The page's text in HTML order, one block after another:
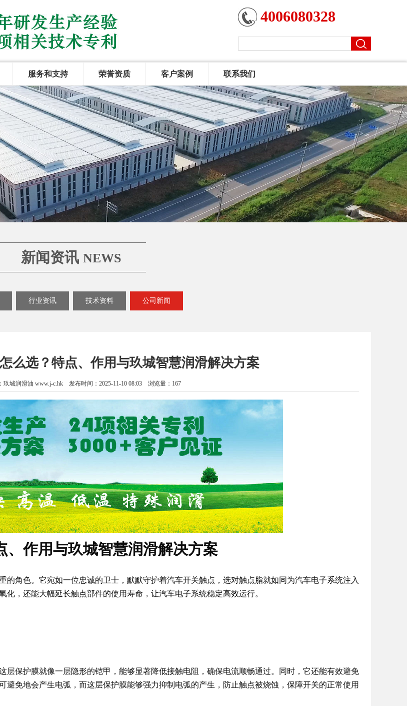
4006080328
服务和支持 荣誉资质 客户案例 联系我们
新闻资讯 NEWS
行业资讯 技术资料 公司新闻
么选？特点、作用与玖城智慧润滑解决方案
城润滑油 www.j-c.hk 发布时间：2025-11-10 08:03 浏览量：167
作用与玖城智慧润滑解决方案
角色。它宛如一位忠诚的卫士，默默守护着汽车开关触点，选对触点脂就如同为汽车电子系统注入
，还能大幅延长触点部件的使用寿命，让汽车电子系统稳定高效运行。
保护膜就像一层隐形的铠甲，能够显著降低接触电阻，确保电流顺畅通过。同时，它还能有效避免
避免地会产生电弧，而这层保护膜能够强力抑制电弧的产生，防止触点被烧蚀，保障开关的正常使用